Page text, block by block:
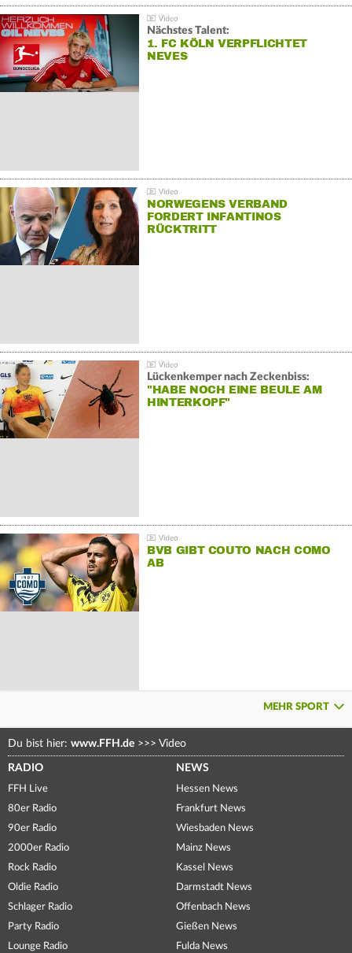
Nächstes Talent:
1. FC KÖLN VERPFLICHTET
NEVES
NORWEGENS VERBAND
FORDERT INFANTINOS
RÜCKTRITT
Lückenkemper nach Zeckenbiss:
"HABE NOCH EINE BEULE AM
HINTERKOPF"
BVB GIBT COUTO NACH COMO
AB
MEHR SPORT
Du bist hier: www.FFH.de >>> Video
RADIO
FFH Live
80er Radio
90er Radio
2000er Radio
Rock Radio
Oldie Radio
Schlager Radio
Party Radio
Lounge Radio
NEWS
Hessen News
Frankfurt News
Wiesbaden News
Mainz News
Kassel News
Darmstadt News
Offenbach News
Gießen News
Fulda News